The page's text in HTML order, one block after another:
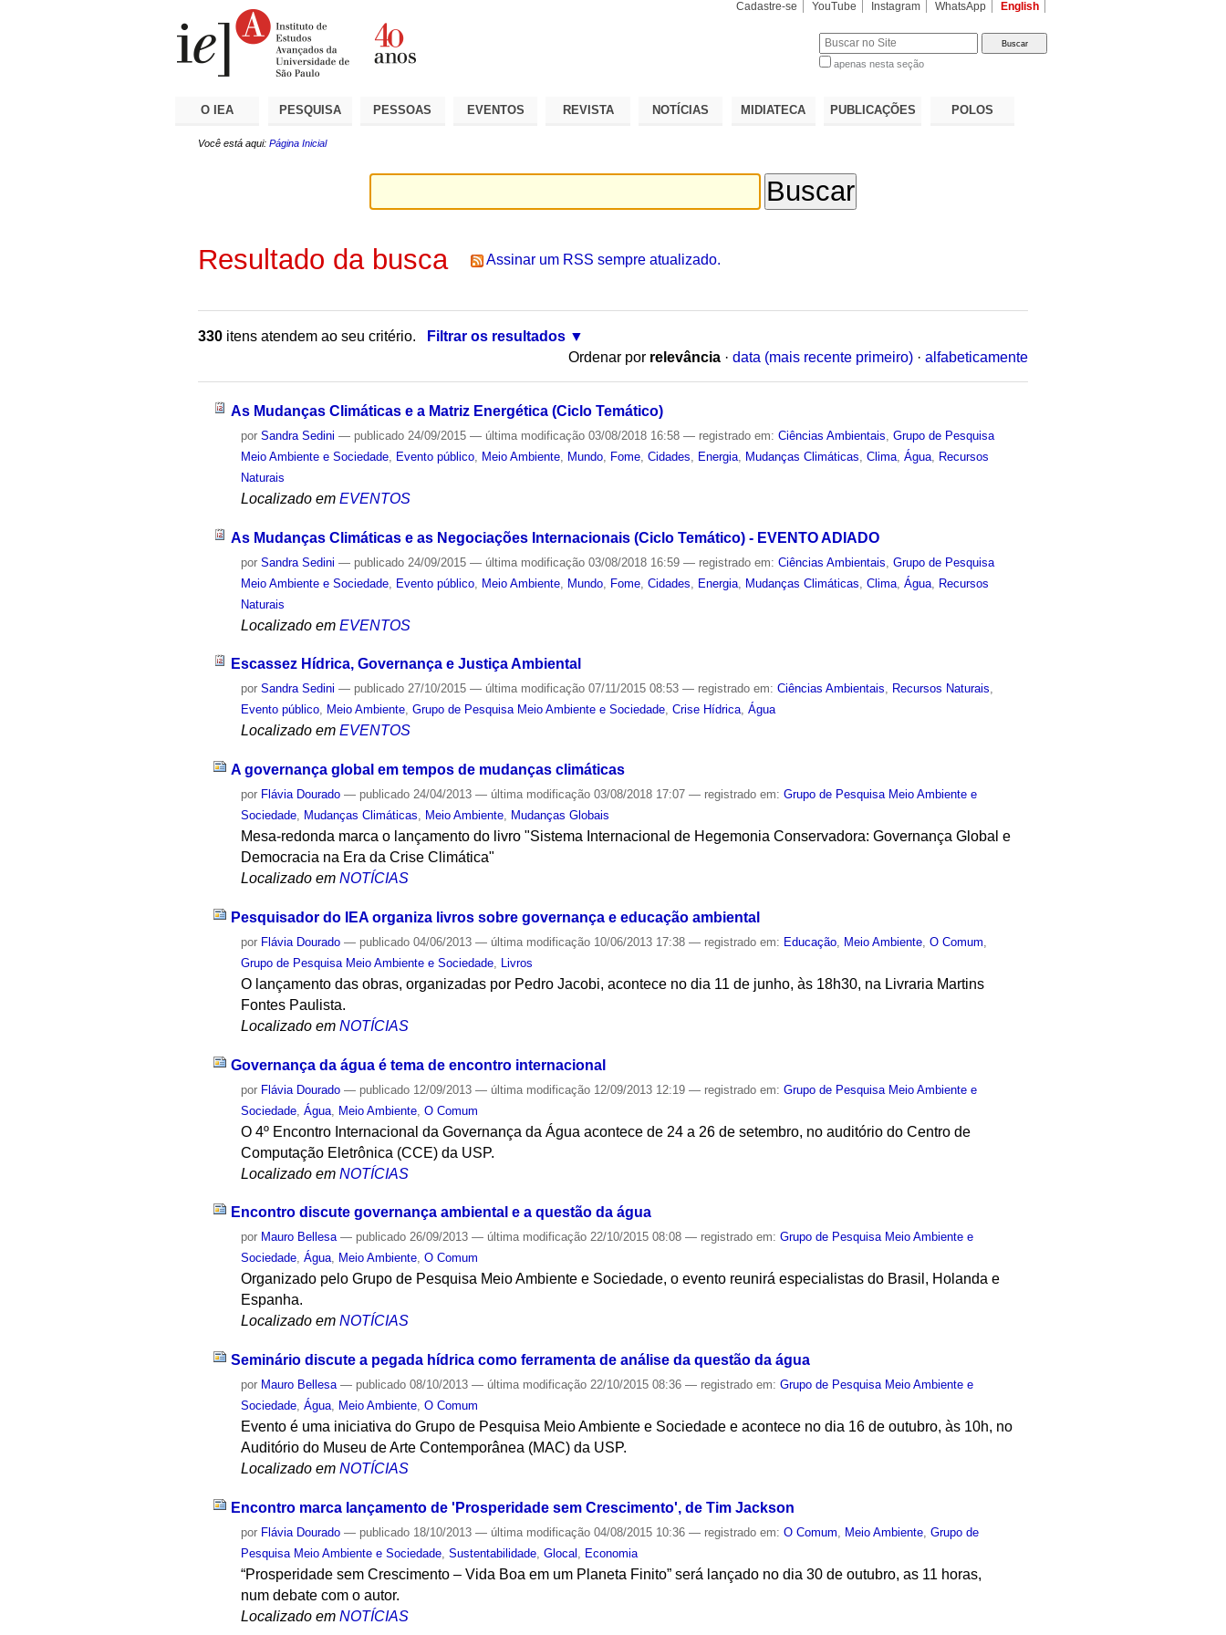
Cadastre-se YouTube Instagram WhatsApp English
apenas nesta seção
O IEA PESQUISA PESSOAS EVENTOS REVISTA NOTÍCIAS MIDIATECA PUBLICAÇÕES POLOS
Você está aqui: Página Inicial
Resultado da busca Assinar um RSS sempre atualizado.
330 itens atendem ao seu critério.
Filtrar os resultados
Ordenar por relevância · data (mais recente primeiro) · alfabeticamente
As Mudanças Climáticas e a Matriz Energética (Ciclo Temático)
porSandra Sedini — publicado 24/09/2015— última modificação 03/08/2018 16:58— registrado em:Ciências Ambientais ,Grupo de Pesquisa
Meio Ambiente e Sociedade
Evento público Meio Ambiente Mundo Fome ,Cidades Energia Mudanças Climáticas ,Clima ,Água
Recursos
Naturais
Localizado em EVENTOS
As Mudanças Climáticas e as Negociações Internacionais (Ciclo Temático) - EVENTO ADIADO
porSandra Sedini — publicado 24/09/2015— última modificação 03/08/2018 16:59— registrado em:Ciências Ambientais ,Grupo de Pesquisa
Meio Ambiente e Sociedade Evento público Meio Ambiente Mundo Fome ,Cidades Energia Mudanças Climáticas ,Clima ,Água Recursos
Naturais
Localizado em EVENTOS
Escassez Hídrica, Governança e Justiça Ambiental
porSandra Sedini — publicado 27/10/2015— última modificação 07/11/2015 08:53— registrado em:Ciências Ambientais, Recursos Naturais,
Evento público, Meio Ambiente,Grupo de Pesquisa Meio Ambiente e Sociedade,Crise Hídrica,Água
Localizado em EVENTOS
A governança global em tempos de mudanças climáticas
por Flávia Dourado — publicado 24/04/2013— última modificação 03/08/2018 17:07— registrado em:Grupo de Pesquisa Meio Ambiente e
Sociedade, Mudanças Climáticas, Meio Ambiente, Mudanças Globais
Mesa-redonda marca o lançamento do livro "Sistema Internacional de Hegemonia Conservadora: Governança Global e
Democracia na Era da Crise Climática"
Localizado em NOTÍCIAS
Pesquisador do IEA organiza livros sobre governança e educação ambiental
por Flávia Dourado — publicado 04/06/2013— última modificação 10/06/2013 17:38— registrado em: Educação Meio Ambiente ,O Comum
Grupo de Pesquisa Meio Ambiente e Sociedade
Livros
O lançamento das obras, organizadas por Pedro Jacobi, acontece no dia 11 de junho, às 18h30, na Livraria Martins
Fontes Paulista.
Localizado em NOTÍCIAS
Governança da água é tema de encontro internacional
por Flávia Dourado — publicado 12/09/2013— última modificação 12/09/2013 12:19— registrado em:Grupo de Pesquisa Meio Ambiente e
Sociedade ,Água Meio Ambiente ,O Comum
O 4º Encontro Internacional da Governança da Água acontece de 24 a 26 de setembro, no auditório do Centro de
Computação Eletrônica (CCE) da USP.
Localizado em NOTÍCIAS
Encontro discute governança ambiental e a questão da água
por Mauro Bellesa — publicado 26/09/2013— última modificação 22/10/2015 08:08— registrado em:Grupo de Pesquisa Meio Ambiente e
Sociedade,Água, Meio Ambiente,O Comum
Organizado pelo Grupo de Pesquisa Meio Ambiente e Sociedade, o evento reunirá especialistas do Brasil, Holanda e
Espanha.
Localizado em NOTÍCIAS
Seminário discute a pegada hídrica como ferramenta de análise da questão da água
por Mauro Bellesa — publicado 08/10/2013— última modificação 22/10/2015 08:36— registrado em:Grupo de Pesquisa Meio Ambiente e
Sociedade ,Água Meio Ambiente ,O Comum
Evento é uma iniciativa do Grupo de Pesquisa Meio Ambiente e Sociedade e acontece no dia 16 de outubro, às 10h, no
Auditório do Museu de Arte Contemporânea (MAC) da USP.
Localizado em NOTÍCIAS
Encontro marca lançamento de 'Prosperidade sem Crescimento', de Tim Jackson
por Flávia Dourado — publicado 18/10/2013— última modificação 04/08/2015 10:36— registrado em:O Comum Meio Ambiente ,Grupo de
Pesquisa Meio Ambiente e Sociedade ,Sustentabilidade ,Glocal Economia
“Prosperidade sem Crescimento – Vida Boa em um Planeta Finito” será lançado no dia 30 de outubro, as 11 horas,
num debate com o autor.
Localizado em NOTÍCIAS